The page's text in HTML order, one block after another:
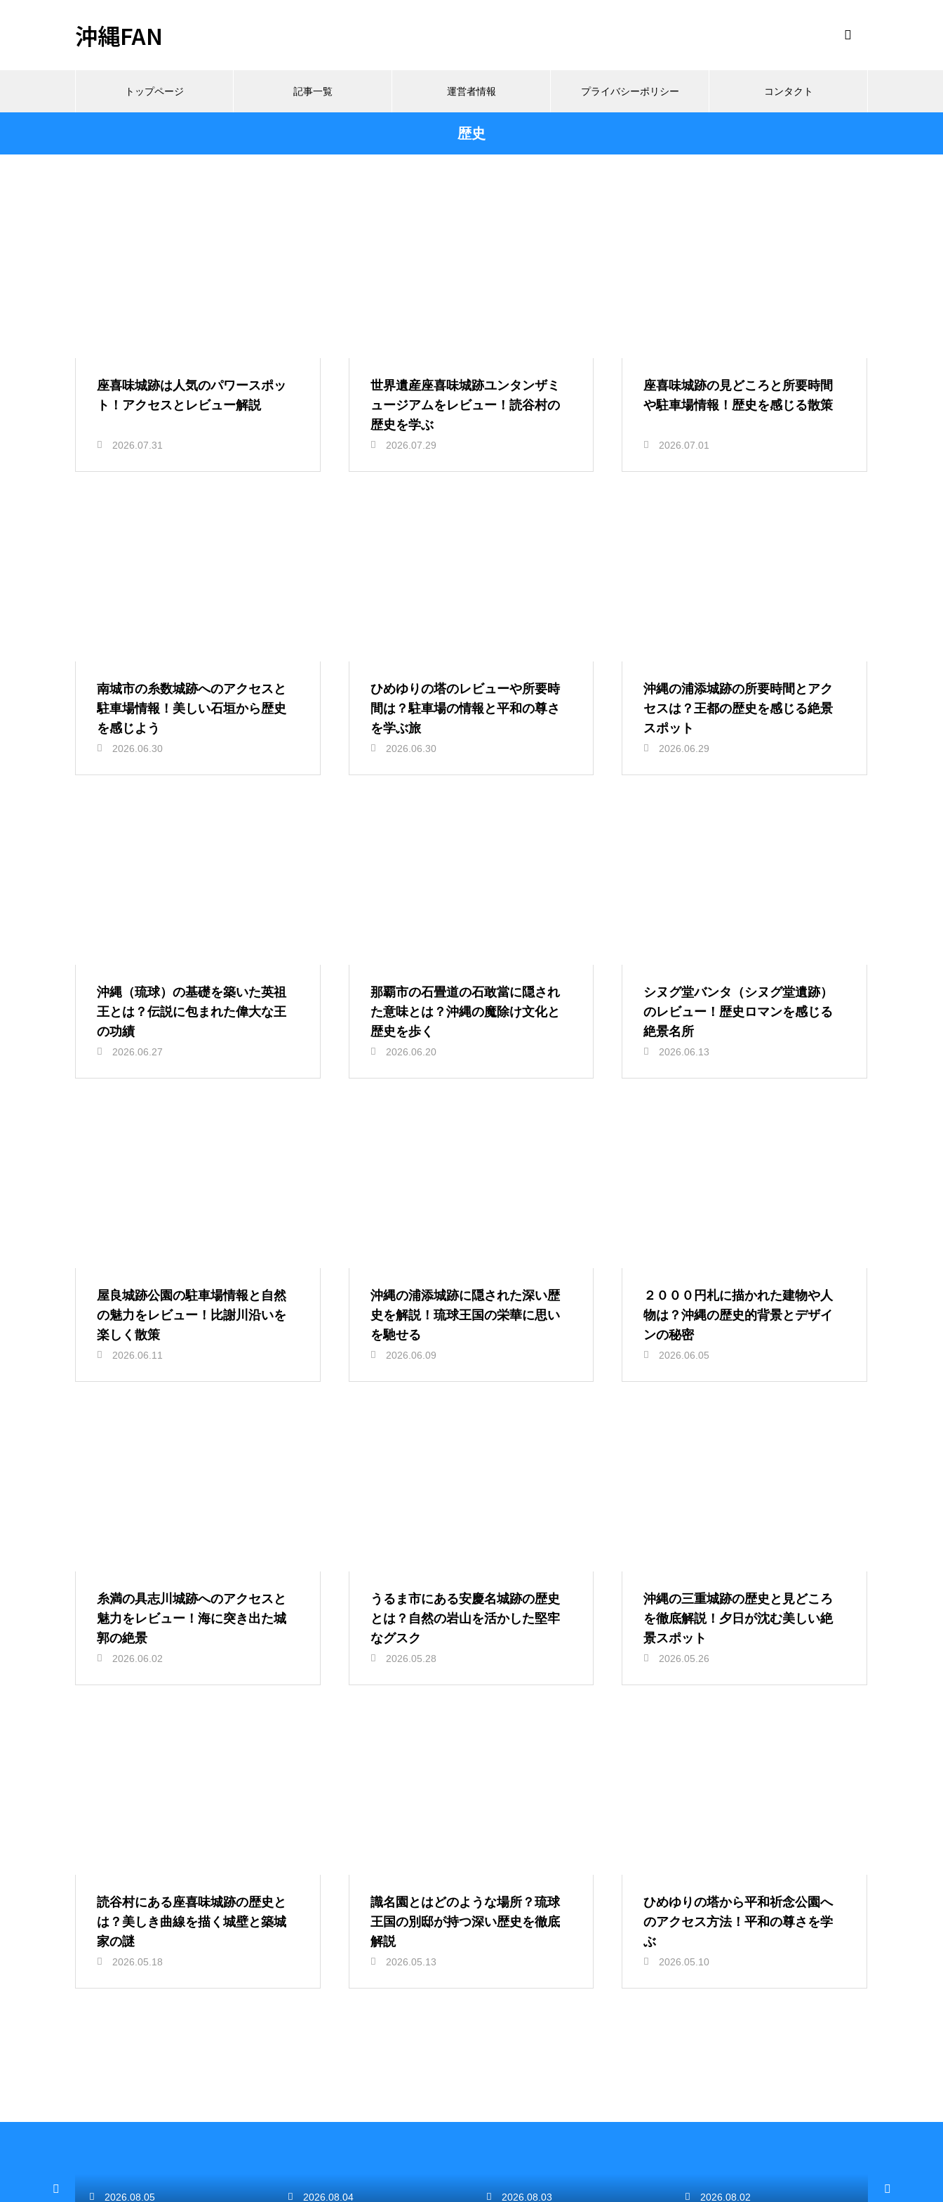
沖縄FAN
トップページ 記事一覧 運営者情報 プライバシーポリシー コンタクト
歴史
座喜味城跡は人気のパワースポッ
ト！アクセスとレビュー解説
2026.07.31
世界遺産座喜味城跡ユンタンザミ
ュージアムをレビュー！読谷村の
歴史を学ぶ
2026.07.29
座喜味城跡の見どころと所要時間
や駐車場情報！歴史を感じる散策
2026.07.01
南城市の糸数城跡へのアクセスと
駐車場情報！美しい石垣から歴史
を感じよう
2026.06.30
ひめゆりの塔のレビューや所要時
間は？駐車場の情報と平和の尊さ
を学ぶ旅
2026.06.30
沖縄の浦添城跡の所要時間とアク
セスは？王都の歴史を感じる絶景
スポット
2026.06.29
沖縄（琉球）の基礎を築いた英祖
王とは？伝説に包まれた偉大な王
の功績
2026.06.27
那覇市の石畳道の石敢當に隠され
た意味とは？沖縄の魔除け文化と
歴史を歩く
2026.06.20
シヌグ堂バンタ（シヌグ堂遺跡）
のレビュー！歴史ロマンを感じる
絶景名所
2026.06.13
屋良城跡公園の駐車場情報と自然
の魅力をレビュー！比謝川沿いを
楽しく散策
2026.06.11
沖縄の浦添城跡に隠された深い歴
史を解説！琉球王国の栄華に思い
を馳せる
2026.06.09
２０００円札に描かれた建物や人
物は？沖縄の歴史的背景とデザイ
ンの秘密
2026.06.05
糸満の具志川城跡へのアクセスと
魅力をレビュー！海に突き出た城
郭の絶景
2026.06.02
うるま市にある安慶名城跡の歴史
とは？自然の岩山を活かした堅牢
なグスク
2026.05.28
沖縄の三重城跡の歴史と見どころ
を徹底解説！夕日が沈む美しい絶
景スポット
2026.05.26
読谷村にある座喜味城跡の歴史と
は？美しき曲線を描く城壁と築城
家の謎
2026.05.18
識名園とはどのような場所？琉球
王国の別邸が持つ深い歴史を徹底
解説
2026.05.13
ひめゆりの塔から平和祈念公園へ
のアクセス方法！平和の尊さを学
ぶ
2026.05.10
2026.08.05 2026.08.04 2026.08.03 2026.08.02